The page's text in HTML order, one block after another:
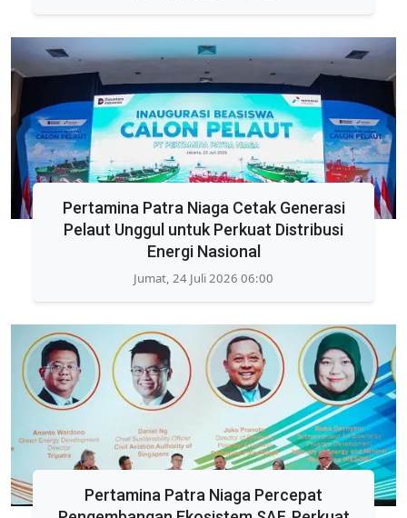
Pertamina Patra Niaga Cetak Generasi
Pelaut Unggul untuk Perkuat Distribusi
Energi Nasional
Jumat, 24 Juli 2026 06:00
Pertamina Patra Niaga Percepat